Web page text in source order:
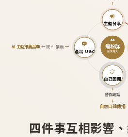
鐵粉群
越滾越大
主動分享
↑
自己回購
↓
替你說話
↓
自然口碑傳播
產出 UGC
AI 主動推薦品牌←被 AI 推薦 ←
四件事互相影響